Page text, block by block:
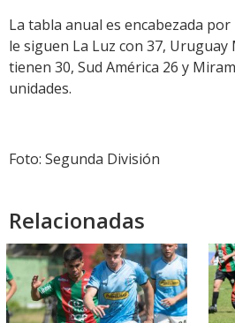
La tabla anual es encabezada
le siguen La Luz con 37,
tienen 30, Sud América 26 y
unidades.
Foto: Segunda División
Relacionadas